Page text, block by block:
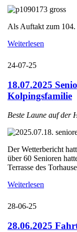
Als Auftakt zum 104.
Weiterlesen
24-07-25
18.07.2025
Kolpingsfamilie
Beste Laune auf der
Der Wetterbericht
über 60 Senioren
Terrasse des
Weiterlesen
28-06-25
28.06.2025